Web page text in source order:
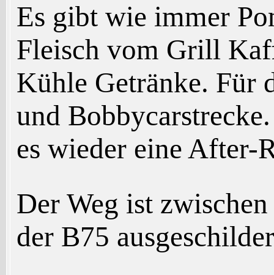
Es gibt wie immer
Fleisch vom Grill
Kühle Getränke. Für
und
es wieder eine After-
Der Weg ist
der B75